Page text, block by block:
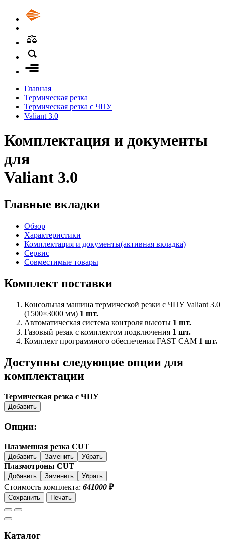
Главная
Термическая резка
Термическая резка с ЧПУ
Valiant 3.0
Комплектация и документы
для
Valiant 3.0
Главные вкладки
Обзор
Характеристики
Комплектация и документы(активная вкладка)
Сервис
Совместимые товары
Комплект поставки
Консольная машина термической резки с ЧПУ Valiant 3.0
(1500×3000 мм) 1 шт.
Автоматическая система контроля высоты 1 шт.
Газовый резак с комплектом подключения 1 шт.
Комплект программного обеспечения FAST CAM 1 шт.
Доступны следующие опции для
комплектации
Термическая резка с ЧПУ
Добавить
Опции:
Плазменная резка CUT
Добавить Заменить Убрать
Плазмотроны CUT
Добавить Заменить Убрать
Стоимость комплекта: 641000 ₽
Сохранить Печать
Каталог